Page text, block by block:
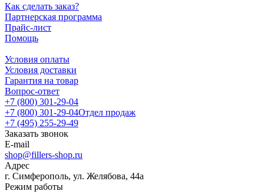
Как сделать заказ?
Партнерская программа
Прайс-лист
Помощь
Условия оплаты
Условия доставки
Гарантия на товар
Вопрос-ответ
+7 (800) 301-29-04
+7 (800) 301-29-04Отдел продаж
+7 (495) 255-29-49
Заказать звонок
E-mail
shop@fillers-shop.ru
Адрес
г. Симферополь, ул. Желябова, 44а
Режим работы